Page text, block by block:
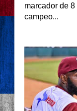
marcador de
campeo...